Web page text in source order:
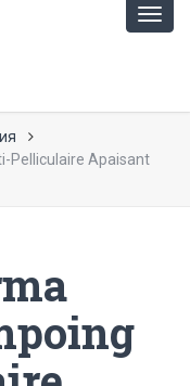
Pelliculaire Apaisant